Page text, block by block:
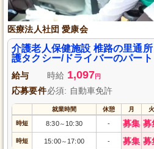
医療法人社団 愛康会
介護老人保健施設 椎路の里通
護タクシー/ドライバーのパー
給与 時給 1,097円
応募要件必須: 自動車免許
就業時間 休憩 月 火
時短 8:30～ 10:30 - 募集 募
時短 15:00～ 17:00 - 募集 募